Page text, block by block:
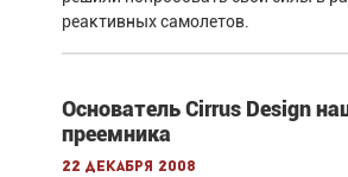
реактивных самолетов.
Основатель Cirrus Design
преемника
22 декабря 2008